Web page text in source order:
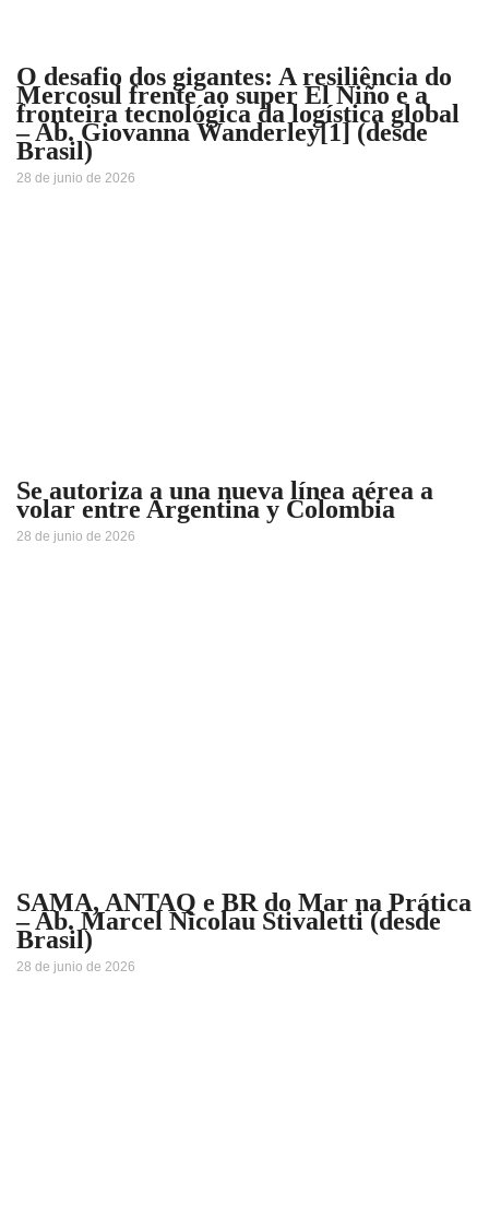
O desafio dos gigantes: A resiliência do
Mercosul frente ao super El Niño e a
fronteira tecnológica da logística global
– Ab. Giovanna Wanderley[1] (desde
Brasil)
28 de junio de 2026
Se autoriza a una nueva línea aérea a
volar entre Argentina y Colombia
28 de junio de 2026
SAMA, ANTAQ e BR do Mar na Prática
– Ab. Marcel Nicolau Stivaletti (desde
Brasil)
28 de junio de 2026